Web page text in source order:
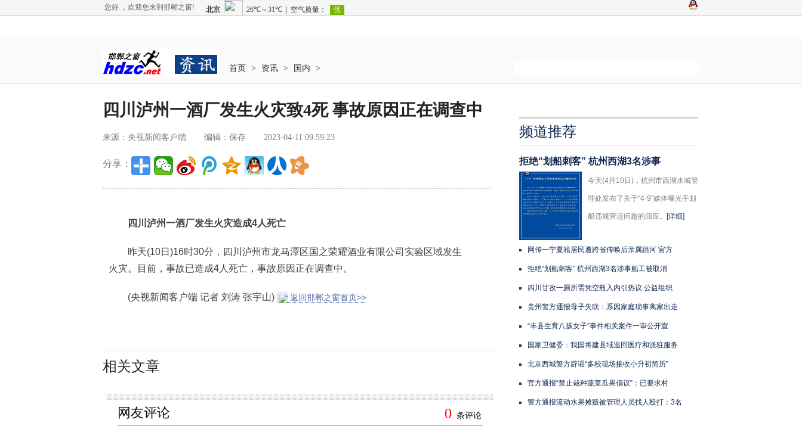
您好 ，欢迎您来到邯郸之窗!
首页 > 资讯 > 国内 >
四川泸州一酒厂发生火灾致4死 事故原因正在调查中
来源：央视新闻客户端 编辑：保存 2023-04-11 09:59:23
分享：
四川泸州一酒厂发生火灾造成4人死亡
昨天(10日)16时30分，四川泸州市龙马潭区国之荣耀酒业有限公司实验区域发生
火灾。目前，事故已造成4人死亡，事故原因正在调查中。
(央视新闻客户端 记者 刘涛 张宇山) 返回邯郸之窗首页>>
相关文章
频道推荐
拒绝“划船刺客” 杭州西湖3名涉事
今天(4月10日)，杭州市西湖水域管
理处发布了关于“4·9”媒体曝光手划
船违规营运问题的回应。 [详细]
网传一宁夏籍居民遭跨省传唤后亲属跳河 官方
拒绝“划船刺客” 杭州西湖3名涉事船工被取消
四川甘孜一厕所需凭空瓶入内引热议 公益组织
贵州警方通报母子失联：系因家庭琐事离家出走
“丰县生育八孩女子”事件相关案件一审公开宣
国家卫健委：我国将建县域巡回医疗和派驻服务
北京西城警方辟谣“多校现场接收小升初简历”
官方通报“禁止栽种蔬菜瓜果倡议”：已要求村
警方通报流动水果摊贩被管理人员找人殴打：3名